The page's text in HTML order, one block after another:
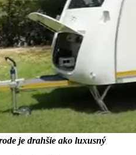
je drahšie ako luxusný